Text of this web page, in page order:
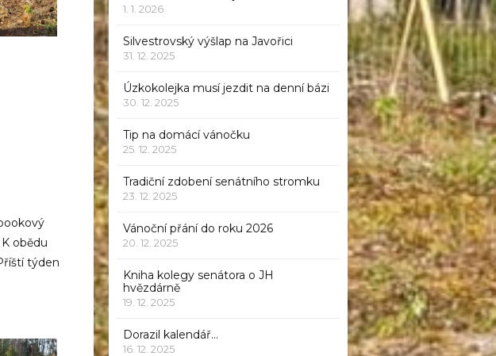
obědu
týden
1. 1. 2026
Silvestrovský výšlap na Javořici
31. 12. 2025
Úzkokolejka musí jezdit na denní bázi
30. 12. 2025
Tip na domácí vánočku
25. 12. 2025
Tradiční zdobení senátního stromku
23. 12. 2025
Vánoční přání do roku 2026
20. 12. 2025
Kniha kolegy senátora o JH
hvězdárně
19. 12. 2025
Dorazil kalendář…
16. 12. 2025